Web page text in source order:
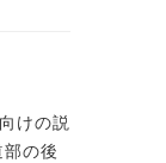
けの説
の後